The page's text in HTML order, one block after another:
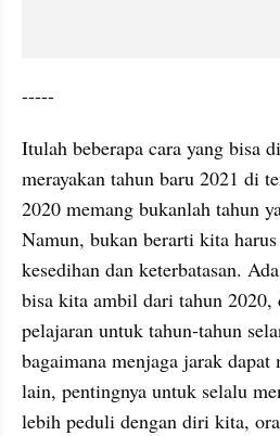
-----
Itulah beberapa cara yang bisa
merayakan tahun baru 2021 di
2020 memang bukanlah tahun
Namun, bukan berarti kita
kesedihan dan keterbatasan.
bisa kita ambil dari tahun 2020,
pelajaran untuk tahun-tahun
bagaimana menjaga jarak dapat
lain, pentingnya untuk selalu
lebih peduli dengan diri kita,